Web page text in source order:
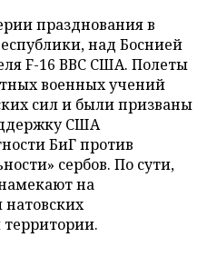
празднования в
над Боснией
F-16 ВВС США. Полеты
военных учений
сил и были призваны
США
БиГ против
сербов. По сути,
на
натовских
территории.